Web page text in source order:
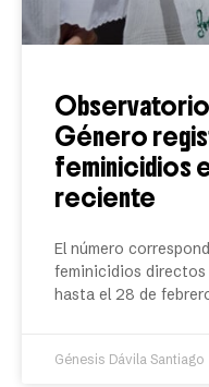
Observatorio
Género
feminicidios
reciente
El número
feminicidios
hasta el 28 de
Génesis Dávila Santiago